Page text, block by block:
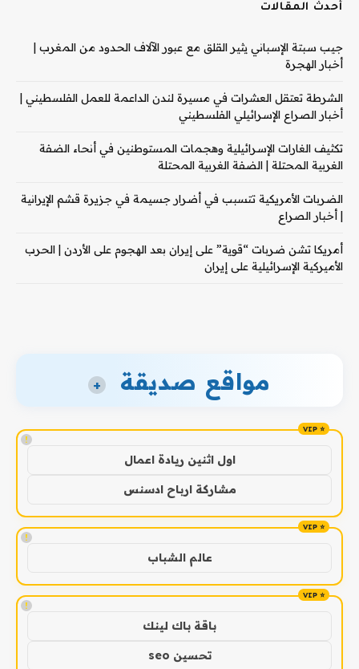
أحدث المقالات
جيب سبتة الإسباني يثير القلق مع عبور الآلاف الحدود من المغرب |
أخبار الهجرة
الشرطة تعتقل العشرات في مسيرة لندن الداعمة للعمل الفلسطيني |
أخبار الصراع الإسرائيلي الفلسطيني
تكثيف الغارات الإسرائيلية وهجمات المستوطنين في أنحاء الضفة
الغربية المحتلة | الضفة الغربية المحتلة
الضربات الأمريكية تتسبب في أضرار جسيمة في جزيرة قشم الإيرانية
| أخبار الصراع
أمريكا تشن ضربات “قوية” على إيران بعد الهجوم على الأردن | الحرب
الأميركية الإسرائيلية على إيران
مواقع صديقة +
!
اول اثنين ريادة اعمال
مشاركة ارباح ادسنس
!
عالم الشباب
!
باقة باك لينك
تحسين seo